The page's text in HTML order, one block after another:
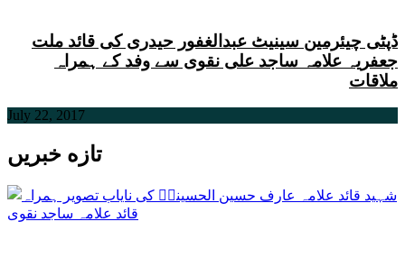
ڈپٹی چیئرمین سینیٹ عبدالغفور حیدری کی قائد ملت
جعفریہ علامہ ساجد علی نقوی سے وفد کے ہمراہ
ملاقات
July 22, 2017
تازه خبریں